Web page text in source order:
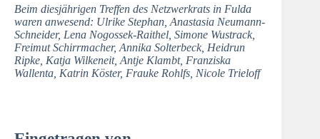
Beim diesjährigen Treffen des Netzwerkrats in Fulda
waren anwesend: Ulrike Stephan, Anastasia Neumann-
Schneider, Lena Nogossek-Raithel, Simone Wustrack,
Freimut Schirrmacher, Annika Solterbeck, Heidrun
Ripke, Katja Wilkeneit, Antje Klambt, Franziska
Wallenta, Katrin Köster, Frauke Rohlfs, Nicole Trieloff